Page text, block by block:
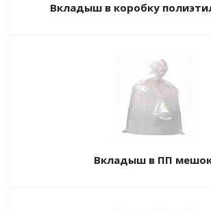
Вкладыш в коробку
Вкладыш в ПП